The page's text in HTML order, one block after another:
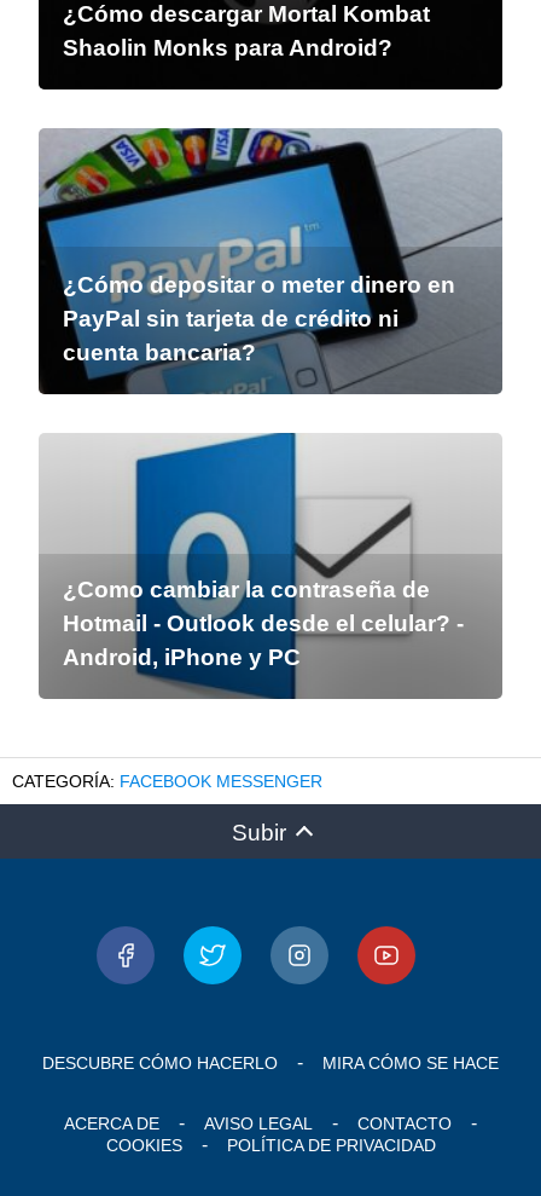
¿Cómo descargar Mortal Kombat
Shaolin Monks para Android?
¿Cómo depositar o meter dinero en
PayPal sin tarjeta de crédito ni
cuenta bancaria?
¿Como cambiar la contraseña de
Hotmail - Outlook desde el celular? -
Android, iPhone y PC
FACEBOOK MESSENGER
Subir
DESCUBRE CÓMO HACERLO MIRA CÓMO SE HACE
ACERCA DE AVISO LEGAL
CONTACTO
COOKIES
POLÍTICA DE PRIVACIDAD